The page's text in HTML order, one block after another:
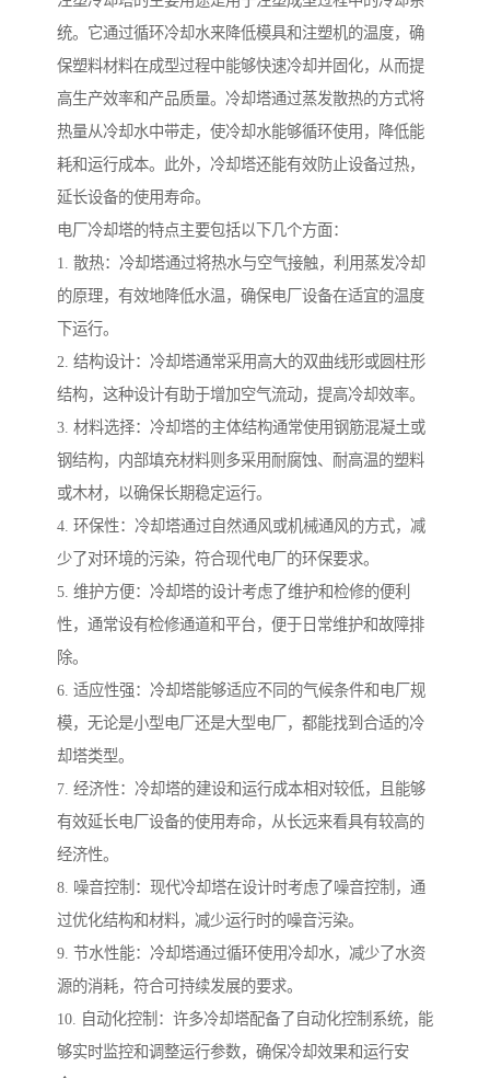
统。它通过循环冷却水来降低模具和注塑机的温度，确
保塑料材料在成型过程中能够快速冷却并固化，从而提
高生产效率和产品质量。冷却塔通过蒸发散热的方式将
热量从冷却水中带走，使冷却水能够循环使用，降低能
耗和运行成本。此外，冷却塔还能有效防止设备过热，
延长设备的使用寿命。
电厂冷却塔的特点主要包括以下几个方面：
1. 散热：冷却塔通过将热水与空气接触，利用蒸发冷却
的原理，有效地降低水温，确保电厂设备在适宜的温度
下运行。
2. 结构设计：冷却塔通常采用高大的双曲线形或圆柱形
结构，这种设计有助于增加空气流动，提高冷却效率。
3. 材料选择：冷却塔的主体结构通常使用钢筋混凝土或
钢结构，内部填充材料则多采用耐腐蚀、耐高温的塑料
或木材，以确保长期稳定运行。
4. 环保性：冷却塔通过自然通风或机械通风的方式，减
少了对环境的污染，符合现代电厂的环保要求。
5. 维护方便：冷却塔的设计考虑了维护和检修的便利
性，通常设有检修通道和平台，便于日常维护和故障排
除。
6. 适应性强：冷却塔能够适应不同的气候条件和电厂规
模，无论是小型电厂还是大型电厂，都能找到合适的冷
却塔类型。
7. 经济性：冷却塔的建设和运行成本相对较低，且能够
有效延长电厂设备的使用寿命，从长远来看具有较高的
经济性。
8. 噪音控制：现代冷却塔在设计时考虑了噪音控制，通
过优化结构和材料，减少运行时的噪音污染。
9. 节水性能：冷却塔通过循环使用冷却水，减少了水资
源的消耗，符合可持续发展的要求。
10. 自动化控制：许多冷却塔配备了自动化控制系统，能
够实时监控和调整运行参数，确保冷却效果和运行安